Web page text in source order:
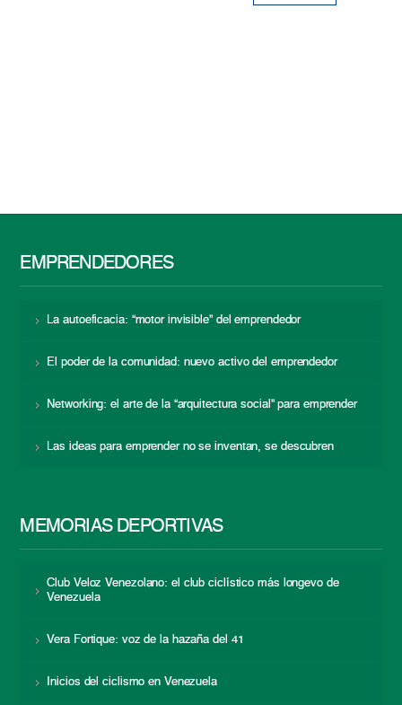
EMPRENDEDORES
La autoeficacia: “motor invisible” del emprendedor
El poder de la comunidad: nuevo activo del emprendedor
Networking: el arte de la “arquitectura social” para emprender
Las ideas para emprender no se inventan, se descubren
MEMORIAS DEPORTIVAS
Club Veloz Venezolano: el club ciclístico más longevo de
Venezuela
Vera Fortique: voz de la hazaña del 41
Inicios del ciclismo en Venezuela